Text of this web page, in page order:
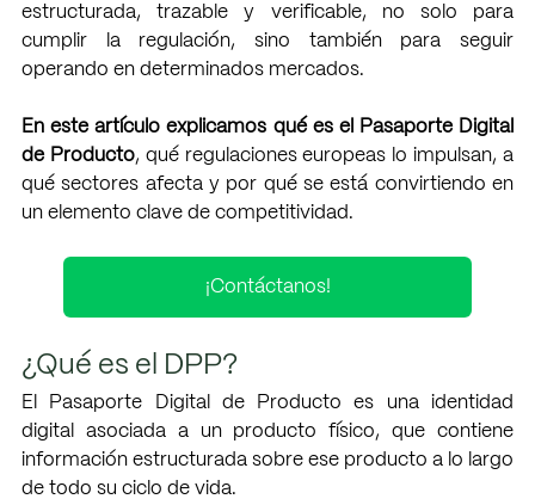
estructurada, trazable y verificable, no solo para
cumplir la regulación, sino también para seguir
operando en determinados mercados.
En este artículo explicamos qué es el Pasaporte Digital
de Producto, qué regulaciones europeas lo impulsan, a
qué sectores afecta y por qué se está convirtiendo en
un elemento clave de competitividad.
¡Contáctanos!
¿Qué es el DPP?
El Pasaporte Digital de Producto es una identidad
digital asociada a un producto físico, que contiene
información estructurada sobre ese producto a lo largo
de todo su ciclo de vida.